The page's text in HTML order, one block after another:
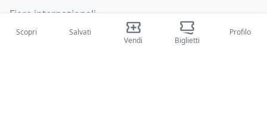
Fiere internazionali
Creator Program
Scopri
Salvati
Vendi
Biglietti
Profilo